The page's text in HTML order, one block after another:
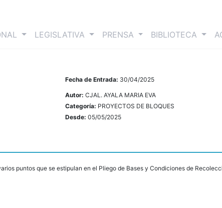
(current)LEGISLATIVA PRENSA BIBLIOTECA
Fecha de Entrada: 30/04/2025
Autor:CJAL. AYALA MARIA EVA
Categoría: PROYECTOS DE BLOQUES
Desde:05/05/2025
puntos que se estipulan en el Pliego de Bases y Condiciones de